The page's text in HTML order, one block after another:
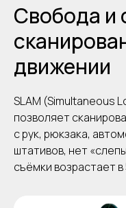
Свобода и
движении
SLAM (Simultaneous
позволяет
с рук, рюкзака,
штативов, нет
съёмки возрастает в